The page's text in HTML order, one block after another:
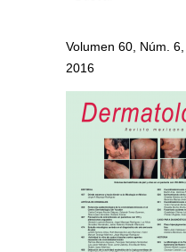
Volumen 60, Núm.
2016